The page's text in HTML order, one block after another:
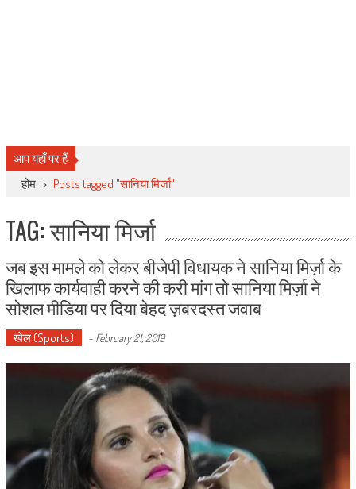
आप यहाँ पर हैं
होम > Posts tagged "सानिया मिर्जा"
TAG: सानिया मिर्जा
जब इस मामले को लेकर बीजेपी विधायक ने सानिया मिर्ज़ा के
खिलाफ कार्यवाही करने की करी मांग तो सानिया मिर्ज़ा ने
सोशल मीडिया पर दिया बेहद ज़बरदस्त जवाब
खेल (Sports) - February 21, 2019